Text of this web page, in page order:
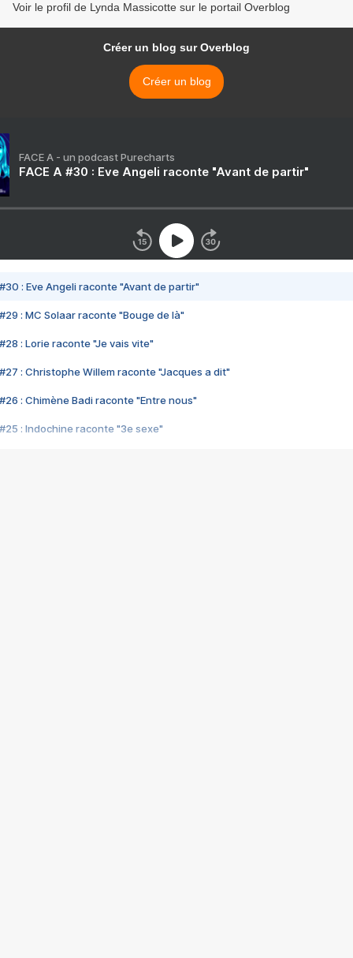
Voir le profil de Lynda Massicotte sur le portail Overblog
Créer un blog sur Overblog
Créer un blog
FACE A - un podcast Purecharts
FACE A #30 : Eve Angeli raconte "Avant de partir"
#30 : Eve Angeli raconte "Avant de partir"
#29 : MC Solaar raconte "Bouge de là"
#28 : Lorie raconte "Je vais vite"
#27 : Christophe Willem raconte "Jacques a dit"
#26 : Chimène Badi raconte "Entre nous"
#25 : Indochine raconte "3e sexe"